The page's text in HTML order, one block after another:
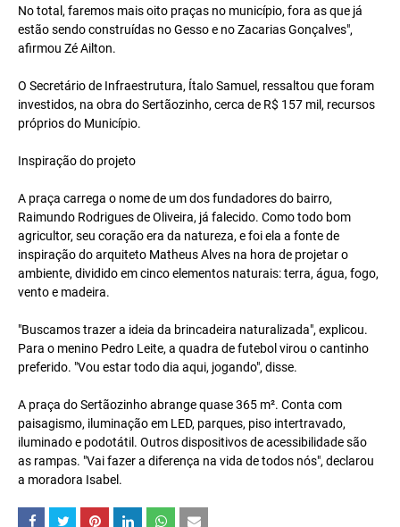
No total, faremos mais oito praças no município, fora as que já
estão sendo construídas no Gesso e no Zacarias Gonçalves",
afirmou Zé Ailton.
O Secretário de Infraestrutura, Ítalo Samuel, ressaltou que foram
investidos, na obra do Sertãozinho, cerca de R$ 157 mil, recursos
próprios do Município.
Inspiração do projeto
A praça carrega o nome de um dos fundadores do bairro,
Raimundo Rodrigues de Oliveira, já falecido. Como todo bom
agricultor, seu coração era da natureza, e foi ela a fonte de
inspiração do arquiteto Matheus Alves na hora de projetar o
ambiente, dividido em cinco elementos naturais: terra, água, fogo,
vento e madeira.
"Buscamos trazer a ideia da brincadeira naturalizada", explicou.
Para o menino Pedro Leite, a quadra de futebol virou o cantinho
preferido. "Vou estar todo dia aqui, jogando", disse.
A praça do Sertãozinho abrange quase 365 m². Conta com
paisagismo, iluminação em LED, parques, piso intertravado,
iluminado e podotátil. Outros dispositivos de acessibilidade são
as rampas. "Vai fazer a diferença na vida de todos nós", declarou
a moradora Isabel.